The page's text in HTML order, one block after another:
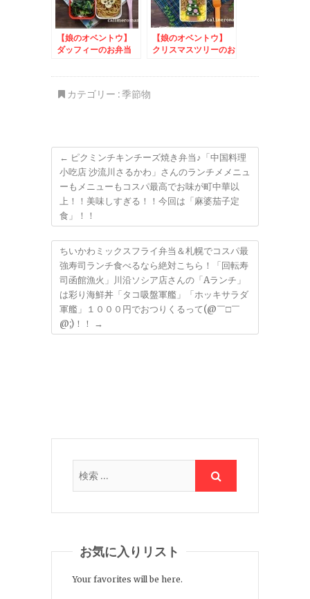
【娘のオベントウ】
ダッフィーのお弁当
【娘のオベントウ】
クリスマスツリーのお
カテゴリー :季節物
← ピクミンチキンチーズ焼き弁当♪「中国料理
小吃店 沙流川さるかわ」さんのランチメメニュ
ーもメニューもコスパ最高でお味が町中華以
上！！美味しすぎる！！今回は「麻婆茄子定
食」！！
ちいかわミックスフライ弁当＆札幌でコスパ最
強寿司ランチ食べるなら絶対こちら！「回転寿
司函館漁火」川沿ソシア店さんの「Aランチ」
は彩り海鮮丼「タコ吸盤軍艦」「ホッキサラダ
軍艦」１０００円でおつりくるって(@￣□￣
@;)！！
→
お気に入りリスト
Your favorites will be here.